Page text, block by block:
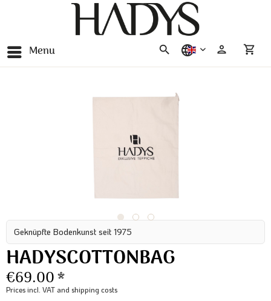
Menu english
Geknüpfte Bodenkunst seit 1975
HADYSCOTTONBAG
€69.00 *
Prices incl. VAT and shipping costs